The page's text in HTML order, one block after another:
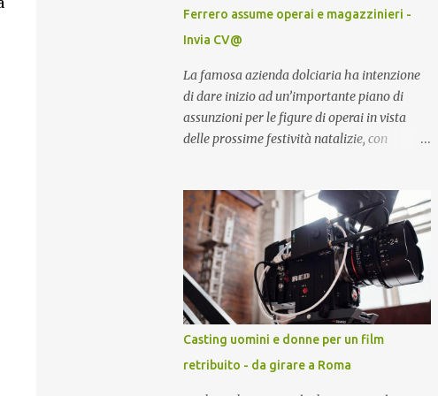
Ferrero assume operai e magazzinieri -
Invia CV@
La famosa azienda dolciaria ha intenzione
di dare inizio ad un’importante piano di
assunzioni per le figure di operai in vista
delle prossime festività natalizie, con
operante all’interno dei magazzini.
Casting uomini e donne per un film
retribuito - da girare a Roma